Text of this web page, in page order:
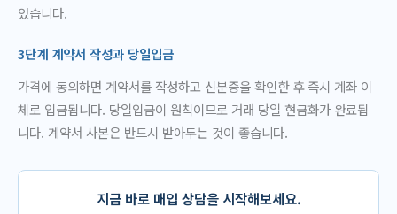
있습니다.
3단계 계약서 작성과 당일입금
가격에 동의하면 계약서를 작성하고 신분증을 확인한 후 즉시 계좌 이
체로 입금됩니다. 당일입금이 원칙이므로 거래 당일 현금화가 완료됩
니다. 계약서 사본은 반드시 받아두는 것이 좋습니다.
지금 바로 매입 상담을 시작해보세요.